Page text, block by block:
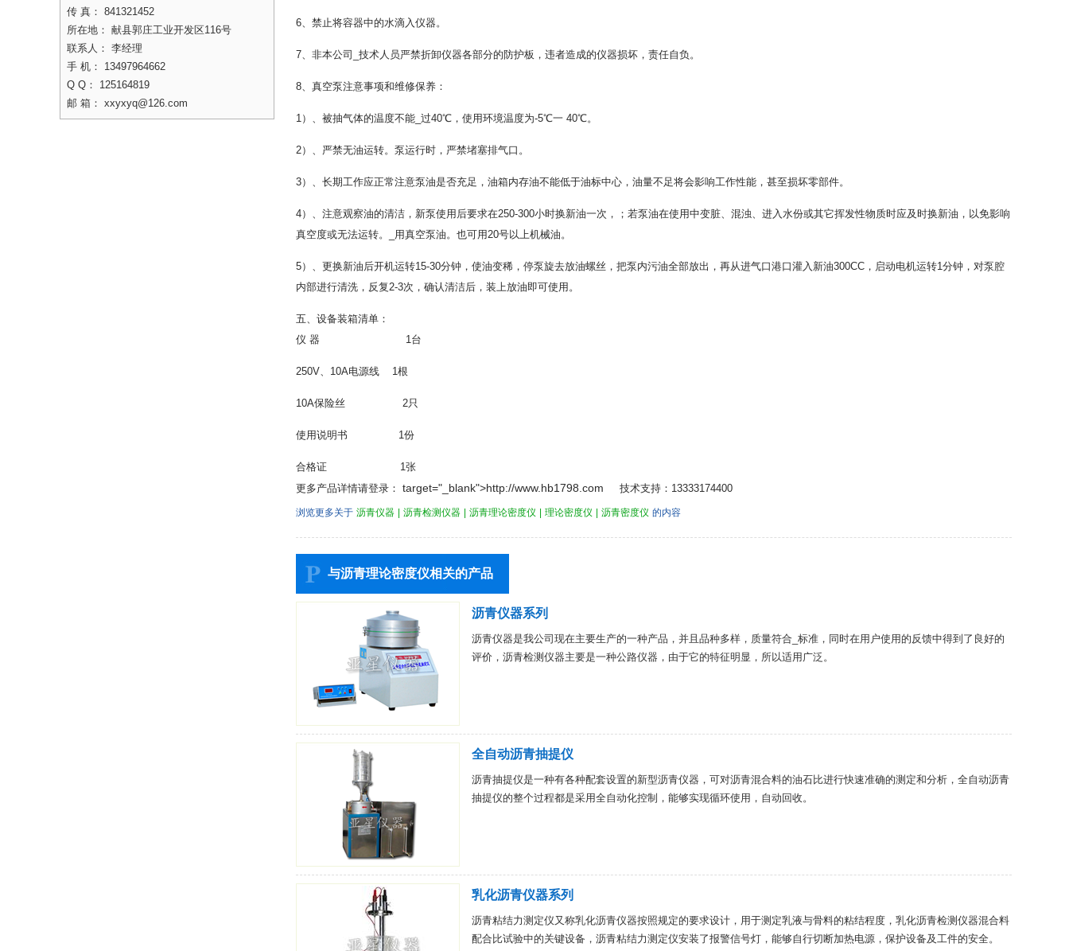
6、禁止将容器中的水滴入仪器。
7、非本公司_技术人员严禁折卸仪器各部分的防护板，违者造成的仪器损坏，责任自负。
8、真空泵注意事项和维修保养：
1）、被抽气体的温度不能_过40℃，使用环境温度为-5℃一 40℃。
2）、严禁无油运转。泵运行时，严禁堵塞排气口。
3）、长期工作应正常注意泵油是否充足，油箱内存油不能低于油标中心，油量不足将会影响工作性能，甚至损坏零部件。
4）、注意观察油的清洁，新泵使用后要求在250-300小时换新油一次，；若泵油在使用中变脏、混浊、进入水份或其它挥发性物质时应及时换新油，以免影响
真空度或无法运转。_用真空泵油。也可用20号以上机械油。
5）、更换新油后开机运转15-30分钟，使油变稀，停泵旋去放油螺丝，把泵内污油全部放出，再从进气口港口灌入新油300CC，启动电机运转1分钟，对泵腔
内部进行清洗，反复2-3次，确认清洁后，装上放油即可使用。
五、设备装箱清单：
仪 器 1台
250V、10A电源线 1根
10A保险丝 2只
使用说明书 1份
合格证 1张
更多产品详情请登录： target="_blank">http://www.hb1798.com 技术支持：13333174400
浏览更多关于 沥青仪器 沥青检测仪器 沥青理论密度仪 理论密度仪 沥青密度仪 的内容
与沥青理论密度仪相关的产品
沥青仪器系列
沥青仪器是我公司现在主要生产的一种产品，并且品种多样，质量符合_标准，同时在用户使用的反馈中得到了良好的
评价，沥青检测仪器主要是一种公路仪器，由于它的特征明显，所以适用广泛。
全自动沥青抽提仪
沥青抽提仪是一种有各种配套设置的新型沥青仪器，可对沥青混合料的油石比进行快速准确的测定和分析，全自动沥青
抽提仪的整个过程都是采用全自动化控制，能够实现循环使用，自动回收。
乳化沥青仪器系列
沥青粘结力测定仪又称乳化沥青仪器按照规定的要求设计，用于测定乳液与骨料的粘结程度，乳化沥青检测仪器混合料
配合比试验中的关键设备，沥青粘结力测定仪安装了报警信号灯，能够自行切断加热电源，保护设备及工件的安全。
传 真： 841321452
所在地： 献县郭庄工业开发区116号
联系人： 李经理
手 机： 13497964662
Q Q： 125164819
邮 箱： xxyxyq@126.com